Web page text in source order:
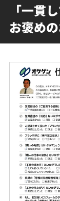
「一貫
お褒め